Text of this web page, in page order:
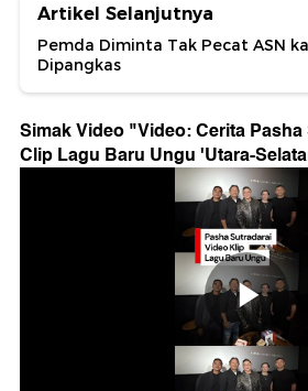
Artikel Selanjutnya
Pemda Diminta Tak Pecat ASN
Dipangkas
Simak Video "Video: Cerita
Clip Lagu Baru Ungu 'Utara-